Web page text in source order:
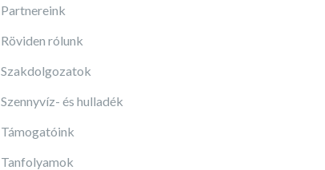
Partnereink
Röviden rólunk
Szakdolgozatok
Szennyvíz- és hulladék
Támogatóink
Tanfolyamok